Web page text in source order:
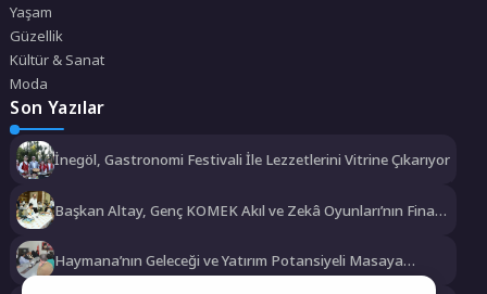
Yaşam
Güzellik
Kültür & Sanat
Moda
Son Yazılar
İnegöl, Gastronomi Festivali İle Lezzetlerini Vitrine Çıkarıyor
Başkan Altay, Genç KOMEK Akıl ve Zekâ Oyunları’nın Final
Haymana’nın Geleceği ve Yatırım Potansiyeli Masaya
Yatırıldı